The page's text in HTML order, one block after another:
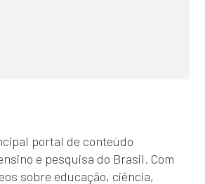
portal de conteúdo
e pesquisa do Brasil. Com
sobre educação, ciência,